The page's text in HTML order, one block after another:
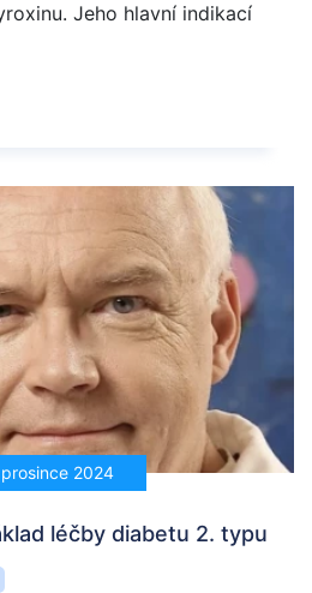
Jeho hlavní indikací
2024
léčby diabetu 2. typu